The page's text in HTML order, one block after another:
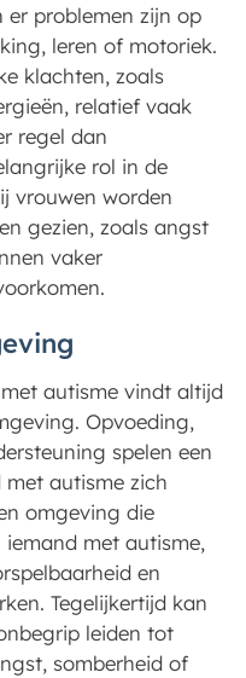
er problemen zijn op
leren of motoriek.
klachten, zoals
relatief vaak
regel dan
rol in de
vrouwen worden
gezien, zoals angst
vaker
autisme vindt altijd
Opvoeding,
spelen een
autisme zich
omgeving die
met autisme,
en
Tegelijkertijd kan
leiden tot
somberheid of